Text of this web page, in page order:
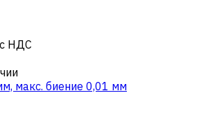
НДС
макс. биение 0,01 мм